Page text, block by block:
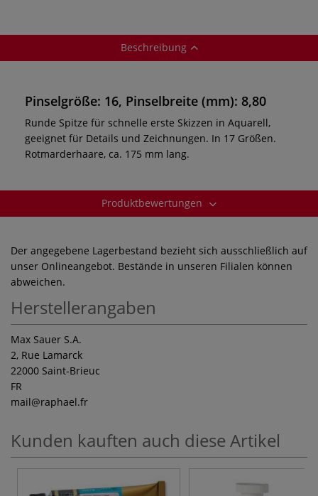
Beschreibung
Pinselgröße: 16, Pinselbreite (mm): 8,80
Runde Spitze für schnelle erste Skizzen in Aquarell,
geeignet für Details und Zeichnungen. In 17 Größen.
Rotmarderhaare, ca. 175 mm lang.
Produktbewertungen
Der angegebene Lagerbestand bezieht sich ausschließlich auf
unser Onlineangebot. Bestände in unseren Filialen können
abweichen.
Herstellerangaben
Max Sauer S.A.
2, Rue Lamarck
22000 Saint-Brieuc
FR
mail@raphael.fr
Kunden kauften auch diese Artikel